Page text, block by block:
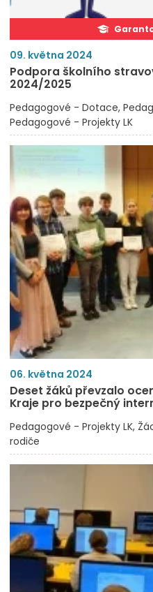
09. května 2024
Podpora školního
2024/2025
Pedagogové - Dotace
Pedagogové - Projekty LK
06. května 2024
Deset žáků převzalo
Kraje pro bezpečný
Pedagogové - Projekty LK
rodiče